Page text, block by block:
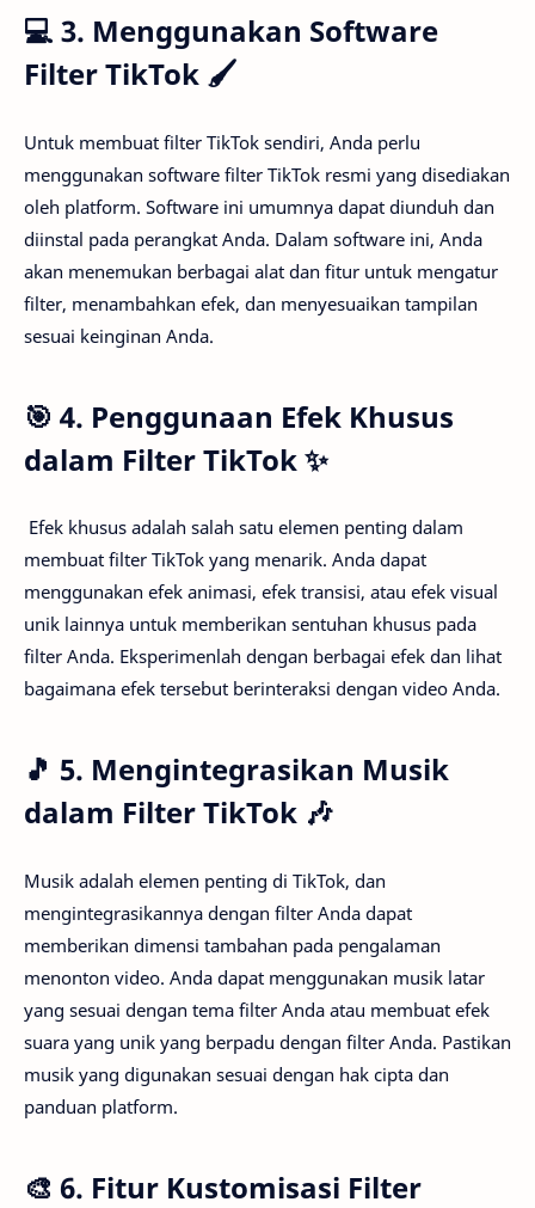
💻 3. Menggunakan Software
Filter TikTok 🖌️
Untuk membuat filter TikTok sendiri, Anda perlu
menggunakan software filter TikTok resmi yang disediakan
oleh platform. Software ini umumnya dapat diunduh dan
diinstal pada perangkat Anda. Dalam software ini, Anda
akan menemukan berbagai alat dan fitur untuk mengatur
filter, menambahkan efek, dan menyesuaikan tampilan
sesuai keinginan Anda.
🎯 4. Penggunaan Efek Khusus
dalam Filter TikTok ✨
Efek khusus adalah salah satu elemen penting dalam
membuat filter TikTok yang menarik. Anda dapat
menggunakan efek animasi, efek transisi, atau efek visual
unik lainnya untuk memberikan sentuhan khusus pada
filter Anda. Eksperimenlah dengan berbagai efek dan lihat
bagaimana efek tersebut berinteraksi dengan video Anda.
🎵 5. Mengintegrasikan Musik
dalam Filter TikTok 🎶
Musik adalah elemen penting di TikTok, dan
mengintegrasikannya dengan filter Anda dapat
memberikan dimensi tambahan pada pengalaman
menonton video. Anda dapat menggunakan musik latar
yang sesuai dengan tema filter Anda atau membuat efek
suara yang unik yang berpadu dengan filter Anda. Pastikan
musik yang digunakan sesuai dengan hak cipta dan
panduan platform.
🎨 6. Fitur Kustomisasi Filter